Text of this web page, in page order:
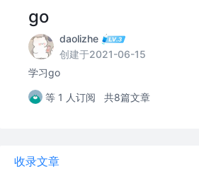
go
daolizhe
创建于2021-06-15
学习go
等 1 人订阅 共8篇文章
收录文章